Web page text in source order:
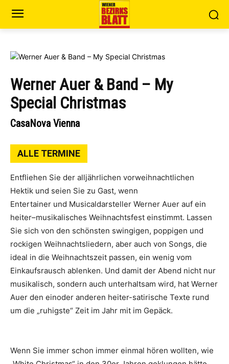
Werner Auer & Band – My
Special Christmas
CasaNova Vienna
ALLE TERMINE
Entfliehen Sie der alljährlichen vorweihnachtlichen
Hektik und seien Sie zu Gast, wenn
Entertainer und Musicaldarsteller Werner Auer auf ein
heiter–musikalisches Weihnachtsfest einstimmt. Lassen
Sie sich von den schönsten swingigen, poppigen und
rockigen Weihnachtsliedern, aber auch von Songs, die
ideal in die Weihnachtszeit passen, ein wenig vom
Einkaufsrausch ablenken. Und damit der Abend nicht nur
musikalisch, sondern auch unterhaltsam wird, hat Werner
Auer den einoder anderen heiter-satirische Texte rund
um die „ruhigste“ Zeit im Jahr mit im Gepäck.
Wenn Sie immer schon immer einmal hören wollten, wie